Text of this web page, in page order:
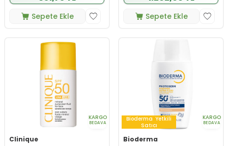
Sepete Ekle Sepete Ekle
KARGO
BEDAVA
Clinique
Bioderma Yetkili
Satıcı
KARGO
BEDAVA
Bioderma